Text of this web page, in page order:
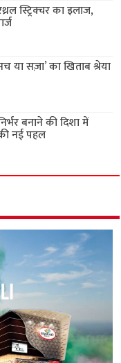
स्ट्रिक्चर का इलाज,
सज़ा’ का खिताब श्रेया
बनाने की दिशा में
नई पहल